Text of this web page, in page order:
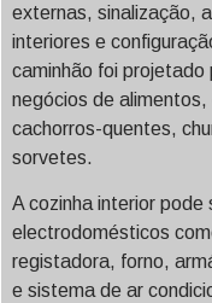
externas, sinalização,
interiores e
caminhão foi projetado
negócios de
cachorros-quentes,
sorvetes.
A cozinha interior
electrodomésticos
registadora, forno,
e sistema de ar